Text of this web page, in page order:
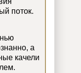
а
качели
поток.